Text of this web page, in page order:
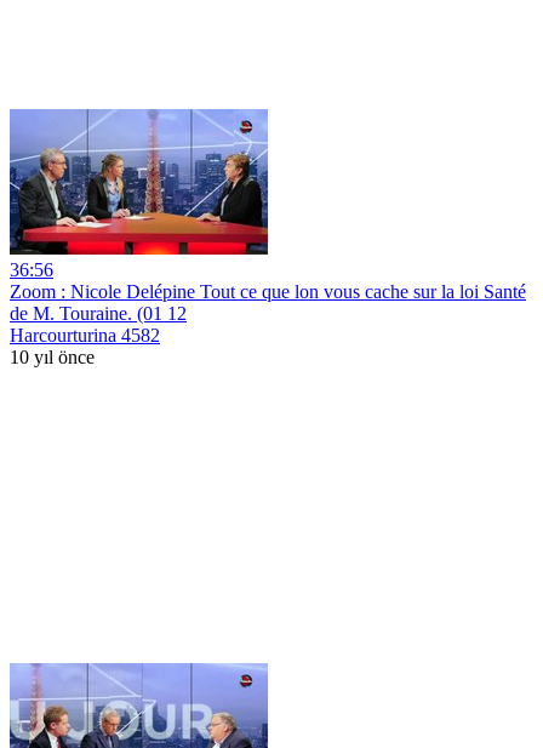
36:56
Zoom : Nicole Delépine Tout ce que lon vous cache sur la loi Santé
de M. Touraine. (01 12
Harcourturina 4582
10 yıl önce